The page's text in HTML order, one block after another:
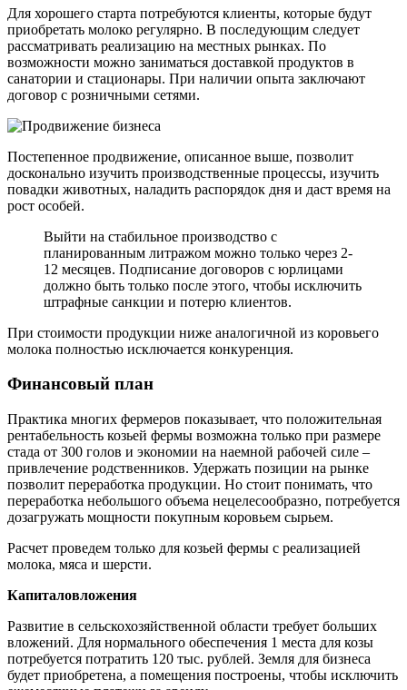
Для хорошего старта потребуются клиенты, которые будут
приобретать молоко регулярно. В последующим следует
рассматривать реализацию на местных рынках. По
возможности можно заниматься доставкой продуктов в
санатории и стационары. При наличии опыта заключают
договор с розничными сетями.
Постепенное продвижение, описанное выше, позволит
досконально изучить производственные процессы, изучить
повадки животных, наладить распорядок дня и даст время на
рост особей.
Выйти на стабильное производство с
планированным литражом можно только через 2-
12 месяцев. Подписание договоров с юрлицами
должно быть только после этого, чтобы исключить
штрафные санкции и потерю клиентов.
При стоимости продукции ниже аналогичной из коровьего
молока полностью исключается конкуренция.
Финансовый план
Практика многих фермеров показывает, что положительная
рентабельность козьей фермы возможна только при размере
стада от 300 голов и экономии на наемной рабочей силе –
привлечение родственников. Удержать позиции на рынке
позволит переработка продукции. Но стоит понимать, что
переработка небольшого объема нецелесообразно, потребуется
дозагружать мощности покупным коровьем сырьем.
Расчет проведем только для козьей фермы с реализацией
молока, мяса и шерсти.
Капиталовложения
Развитие в сельскохозяйственной области требует больших
вложений. Для нормального обеспечения 1 места для козы
потребуется потратить 120 тыс. рублей. Земля для бизнеса
будет приобретена, а помещения построены, чтобы исключить